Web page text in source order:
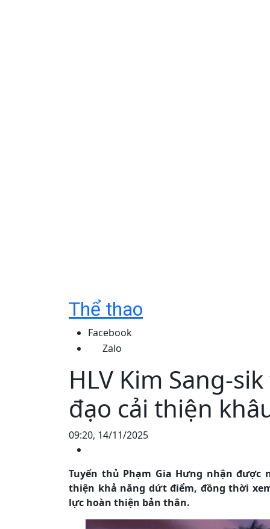
Thể thao
Facebook
Zalo
HLV Kim Sang-
đạo cải thiện
09:20, 14/11/2025
Tuyển thủ Phạm Gia Hưng nhận được
thiện khả năng dứt điểm, đồng thời
lực hoàn thiện bản thân.